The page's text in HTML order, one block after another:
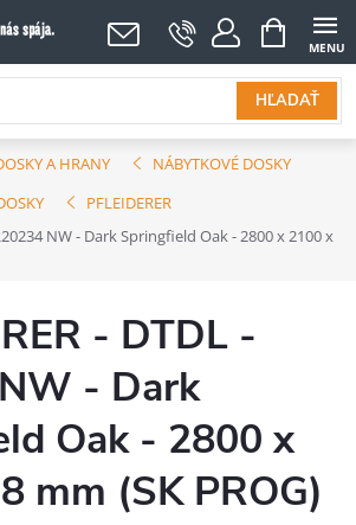
HĽADAŤ
NÁKUPNÝ
KOŠÍK
A HRANY
NÁBYTKOVÉ DOSKY
PFLEIDERER
NW - Dark Springfield Oak - 2800 x 2100 x
- DTDL -
- Dark
Oak - 2800 x
mm (SK PROG)